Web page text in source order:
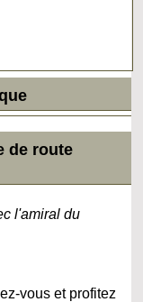
de route
l'amiral du
vous et profitez